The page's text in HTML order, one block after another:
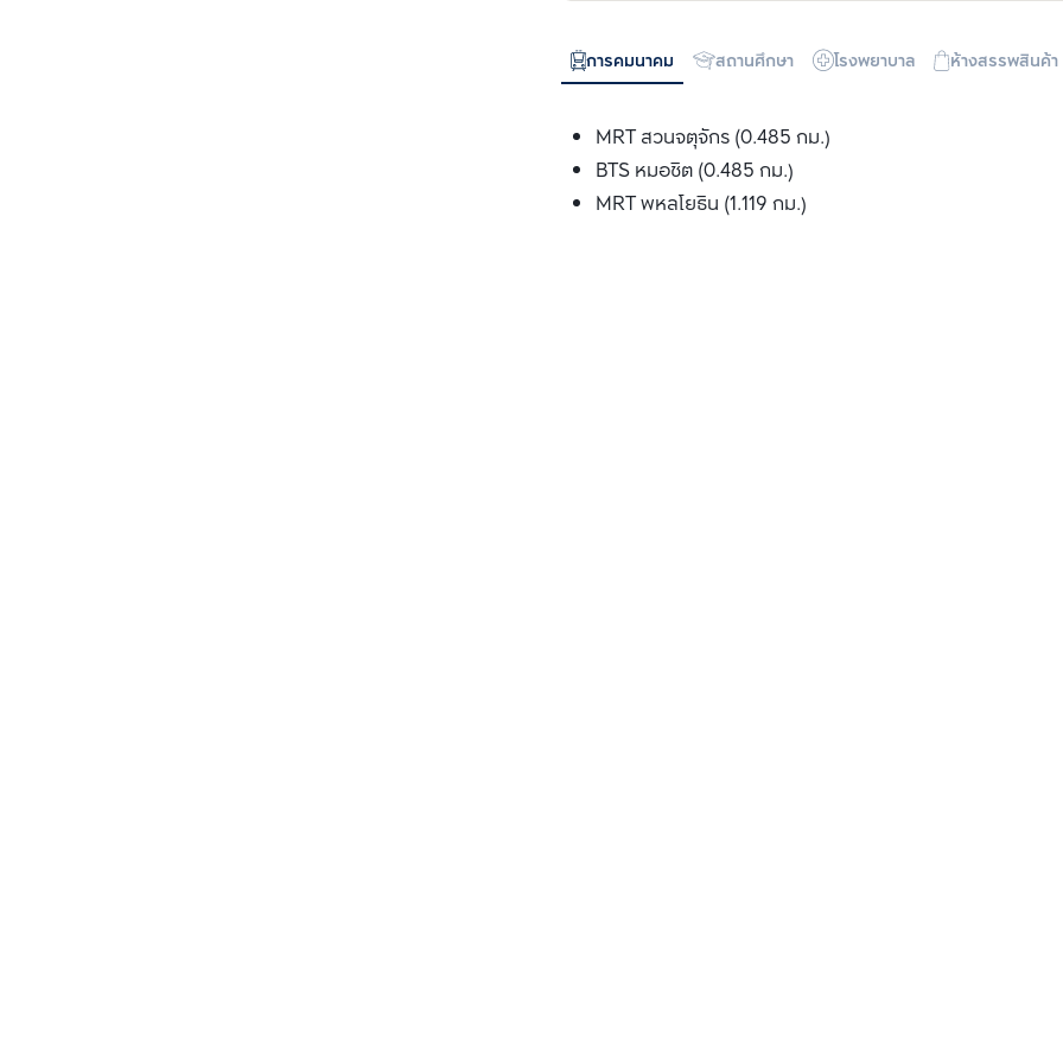
การคมนาคม สถานศึกษา โรงพยาบาล ห้างสรรพสินค้า
MRT สวนจตุจักร (0.485 กม.)
BTS หมอชิต (0.485 กม.)
MRT พหลโยธิน (1.119 กม.)